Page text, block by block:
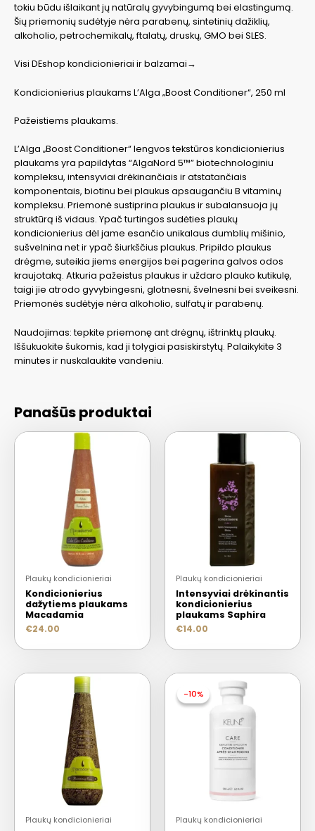
tokiu būdu išlaikant jų natūralų gyvybingumą bei elastingumą.
Šių priemonių sudėtyje nėra parabenų, sintetinių dažiklių,
alkoholio, petrochemikalų, ftalatų, druskų, GMO bei SLES.
Visi DEshop kondicionieriai ir balzamai→
Kondicionierius plaukams L’Alga „Boost Conditioner“, 250 ml
Pažeistiems plaukams.
L’Alga „Boost Conditioner“ lengvos tekstūros kondicionierius
plaukams yra papildytas “AlgaNord 5™” biotechnologiniu
kompleksu, intensyviai drėkinančiais ir atstatančiais
komponentais, biotinu bei plaukus apsaugančiu B vitaminų
kompleksu. Priemonė sustiprina plaukus ir subalansuoja jų
struktūrą iš vidaus. Ypač turtingos sudėties plaukų
kondicionierius dėl jame esančio unikalaus dumblių mišinio,
sušvelnina net ir ypač šiurkščius plaukus. Pripildo plaukus
drėgme, suteikia jiems energijos bei pagerina galvos odos
kraujotaką. Atkuria pažeistus plaukus ir uždaro plauko kutikulę,
taigi jie atrodo gyvybingesni, glotnesni, švelnesni bei sveikesni.
Priemonės sudėtyje nėra alkoholio, sulfatų ir parabenų.
Naudojimas: tepkite priemonę ant drėgnų, ištrinktų plaukų.
Iššukuokite šukomis, kad ji tolygiai pasiskirstytų. Palaikykite 3
minutes ir nuskalaukite vandeniu.
Panašūs produktai
Plaukų kondicionieriai
Kondicionierius
dažytiems plaukams
Macadamia
€24.00
Plaukų kondicionieriai
Intensyviai drėkinantis
kondicionierius
plaukams Saphira
€14.00
Plaukų kondicionieriai
-10%
-10%
Plaukų kondicionieriai